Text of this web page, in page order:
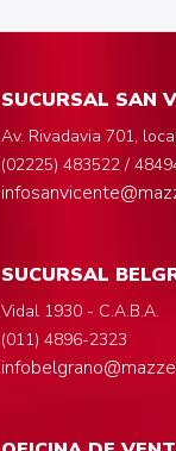
SUCURSAL SAN
Av. Rivadavia 701,
(02225) 483522 /
SUCURSAL
Vidal 1930 - C.A.B.A.
(011) 4896-2323